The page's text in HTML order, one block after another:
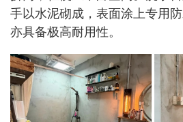
手以水泥砌成，表面涂上专用
亦具备极高耐用性。